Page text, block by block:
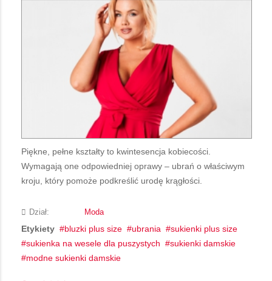
Piękne, pełne kształty to kwintesencja kobiecości.
Wymagają one odpowiedniej oprawy – ubrań o właściwym
kroju, który pomoże podkreślić urodę krągłości.
Dział: Moda
Etykiety bluzki plus size ubrania
sukienki plus size
sukienka na wesele dla puszystych
sukienki damskie
modne sukienki damskie